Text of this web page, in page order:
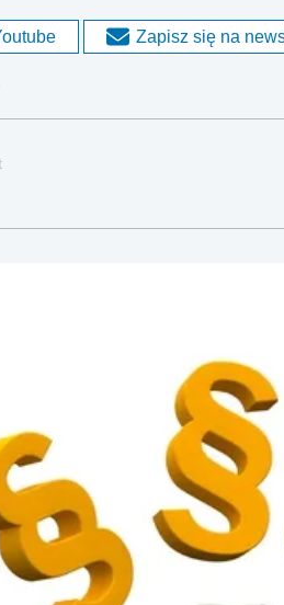
Zapisz się na